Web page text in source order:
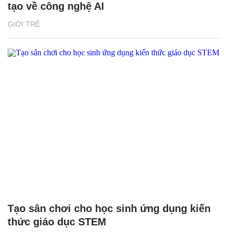
GIỚI TRẺ
tạo về công nghệ AI
Tạo sân chơi cho học sinh ứng dụng kiến
thức giáo dục STEM